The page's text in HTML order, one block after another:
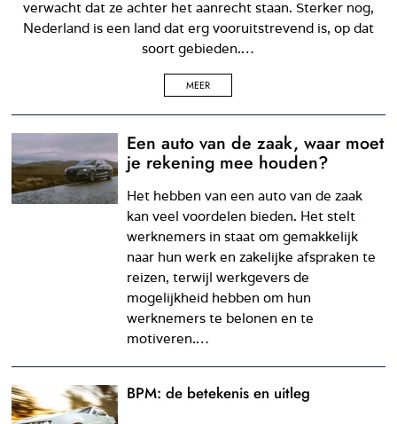
verwacht dat ze achter het aanrecht staan. Sterker nog,
Nederland is een land dat erg vooruitstrevend is, op dat
soort gebieden.…
MEER
Een auto van de zaak, waar moet
je rekening mee houden?
Het hebben van een auto van de zaak
kan veel voordelen bieden. Het stelt
werknemers in staat om gemakkelijk
naar hun werk en zakelijke afspraken te
reizen, terwijl werkgevers de
mogelijkheid hebben om hun
werknemers te belonen en te
motiveren.…
BPM: de betekenis en uitleg